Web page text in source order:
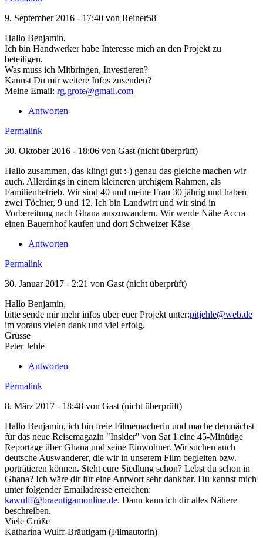
9. September 2016 - 17:40 von Reiner58
Hallo Benjamin,
Ich bin Handwerker habe Interesse mich an den Projekt zu
beteiligen.
Was muss ich Mitbringen, Investieren?
Kannst Du mir weitere Infos zusenden?
Meine Email: rg.grote@gmail.com
Antworten
Permalink
30. Oktober 2016 - 18:06 von Gast (nicht überprüft)
Hallo zusammen, das klingt gut :-) genau das gleiche machen wir
auch. Allerdings in einem kleineren urchigem Rahmen, als
Familienbetrieb. Wir sind 40 und meine Frau 30 jährig und haben
zwei Töchter, 9 und 12. Ich bin Landwirt und wir sind in
Vorbereitung nach Ghana auszuwandern. Wir werde Nähe Accra
einen Bauernhof kaufen und dort Schweizer Käse
Antworten
Permalink
30. Januar 2017 - 2:21 von Gast (nicht überprüft)
Hallo Benjamin,
bitte sende mir mehr infos über euer Projekt unter:pitjehle@web.de
im voraus vielen dank und viel erfolg.
Grüsse
Peter Jehle
Antworten
Permalink
8. März 2017 - 18:48 von Gast (nicht überprüft)
Hallo Benjamin, ich bin freie Filmemacherin und mache demnächst
für das neue Reisemagazin "Insider" von Sat 1 eine 45-Minütige
Reportage über Ghana und seine Einwohner. Wir suchen auch
deutsche Auswanderer, die wir in unserem Film begleiten bzw.
porträtieren können. Steht eure Siedlung schon? Lebst du schon in
Ghana? Ich wäre dir für eine Antwort sehr dankbar. Du kannst mich
unter folgender Emailadresse erreichen:
kawulff@braeutigamonline.de. Dann kann ich dir alles Nähere
beschreiben.
Viele Grüße
Katharina Wulff-Bräutigam (Filmautorin)